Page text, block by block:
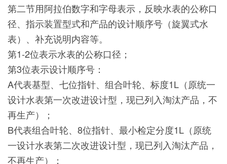
第二节用阿拉伯数字和字母表示，反映水表的公称口
径、指示装置型式和产品的设计顺序号（旋翼式水
表）、补充说明内容等。
第1-2位表示水表的公称口径；
第3位表示设计顺序号：
A代表基型、七位指针、组合叶轮、标度1L（原统一
设计水表第一次改进设计型，现已列入淘汰产品，不
再生产）；
B代表组合叶轮、8位指针、最小检定分度1L（原统
一设计水表第二次改进设计型，现已列入淘汰产品，
不再生产）；